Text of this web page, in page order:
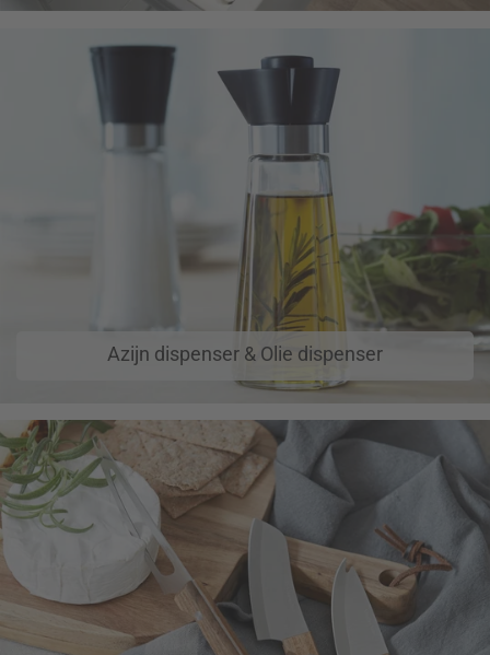
Azijn dispenser & Olie dispenser